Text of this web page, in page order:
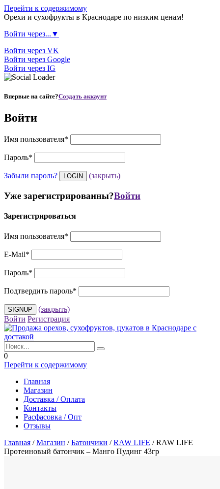
Перейти к содержимому
Орехи и сухофрукты в Краснодаре по низким ценам!
Войти через...▼
Войти через VK
Войти через Google
Войти через IG
Впервые на сайте?Создать аккаунт
Войти
Имя пользователя*
Пароль*
Забыли пароль? (закрыть)
Уже зарегистрированны?Войти
Зарегистрироваться
Имя пользователя*
E-Mail*
Пароль*
Подтвердить пароль*
(закрыть)
Войти Регистрация
0
Перейти к содержимому
Главная
Магазин
Доставка / Оплата
Контакты
Расфасовка / Опт
Отзывы
Главная /Магазин /Батончики /RAW LIFE /RAW LIFE
Протеиновый батончик – Манго Пудинг 43гр